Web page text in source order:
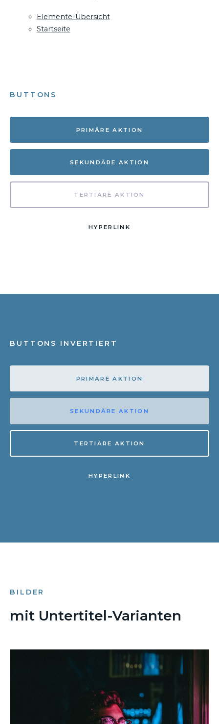
Elemente-Übersicht
Startseite
BUTTONS
PRIMÄRE AKTION
SEKUNDÄRE AKTION
TERTIÄRE AKTION
HYPERLINK
BUTTONS INVERTIERT
PRIMÄRE AKTION
SEKUNDÄRE AKTION
TERTIÄRE AKTION
HYPERLINK
BILDER
mit Untertitel-Varianten